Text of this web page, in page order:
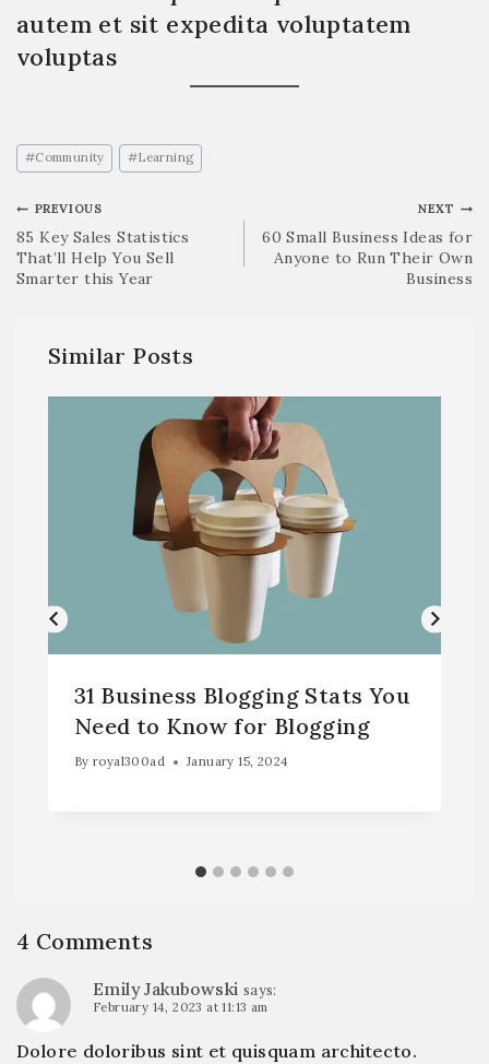
autem et sit expedita voluptatem
voluptas
#Community #Learning
PREVIOUS
85 Key Sales Statistics
That’ll Help You Sell
Smarter this Year
NEXT
60 Small Business Ideas for
Anyone to Run Their Own
Business
Similar Posts
31 Business Blogging Stats You
Need to Know for Blogging
By royal300ad January 15, 2024
4 Comments
Emily Jakubowski says:
February 14, 2023 at 11:13 am
Dolore doloribus sint et quisquam architecto.